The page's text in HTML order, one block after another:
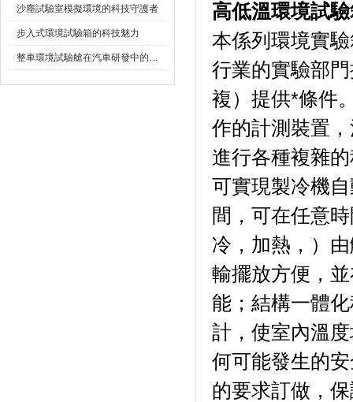
沙塵試驗室模擬環境的科技守護者
步入式環境試驗箱的科技魅力
整車環境試驗艙在汽車研發中的作用
高低溫環境試
本係列環境實驗
行業的實驗部門
複）提供*條件
作的計測裝置
進行各種複雜的程
可實現製冷機自
間，可在任意
冷，加熱
輸擺放方便，
能；結構一體
計，使室內溫度
何可能發生的安
的要求訂做，